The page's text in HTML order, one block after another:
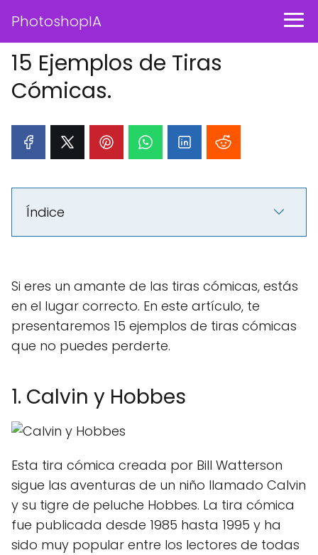
PhotoshopIA
15 Ejemplos de Tiras
Cómicas.
Índice
Si eres un amante de las tiras cómicas, estás
en el lugar correcto. En este artículo, te
presentaremos 15 ejemplos de tiras cómicas
que no puedes perderte.
1. Calvin y Hobbes
Esta tira cómica creada por Bill Watterson
sigue las aventuras de un niño llamado Calvin
y su tigre de peluche Hobbes. La tira cómica
fue publicada desde 1985 hasta 1995 y ha
sido muy popular entre los lectores de todas